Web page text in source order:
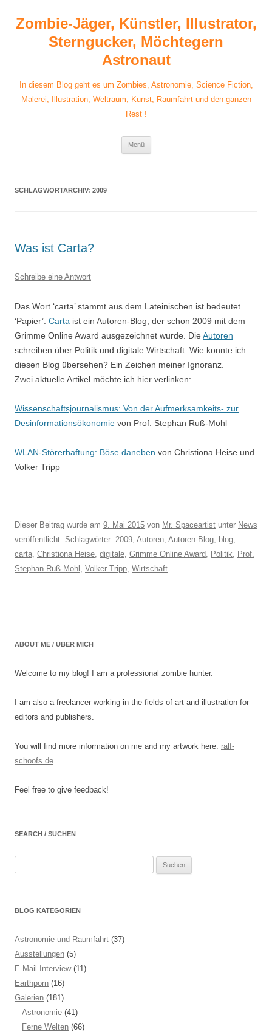
springen
Zombie-Jäger, Künstler, Illustrator,
Sterngucker, Möchtegern
Astronaut
In diesem Blog geht es um Zombies, Astronomie, Science Fiction,
Malerei, Illustration, Weltraum, Kunst, Raumfahrt und den ganzen
Rest !
Menü
SCHLAGWORTARCHIV: 2009
Was ist Carta?
Schreibe eine Antwort
Das Wort ‘carta’ stammt aus dem Lateinischen ist bedeutet
‘Papier’. Carta ist ein Autoren-Blog, der schon 2009 mit dem
Grimme Online Award ausgezeichnet wurde. Die Autoren
schreiben über Politik und digitale Wirtschaft. Wie konnte ich
diesen Blog übersehen? Ein Zeichen meiner Ignoranz.
Zwei aktuelle Artikel möchte ich hier verlinken:
Wissenschaftsjournalismus: Von der Aufmerksamkeits- zur
Desinformationsökonomie von Prof. Stephan Ruß-Mohl
WLAN-Störerhaftung: Böse daneben von Christiona Heise und
Volker Tripp
Dieser Beitrag wurde am 9. Mai 2015 von Mr. Spaceartist unter News
veröffentlicht. Schlagwörter: 2009, Autoren, Autoren-Blog, blog,
carta, Christiona Heise, digitale, Grimme Online Award, Politik, Prof.
Stephan Ruß-Mohl , Volker Tripp, Wirtschaft.
ABOUT ME / ÜBER MICH
Welcome to my blog! I am a professional zombie hunter.
I am also a freelancer working in the fields of art and illustration for
editors and publishers.
You will find more information on me and my artwork here: ralf-
schoofs.de
Feel free to give feedback!
SEARCH / SUCHEN
BLOG KATEGORIEN
Astronomie und Raumfahrt (37)
Ausstellungen (5)
E-Mail Interview(11)
Earthporn (16)
Galerien (181)
Astronomie (41)
Ferne Welten (66)